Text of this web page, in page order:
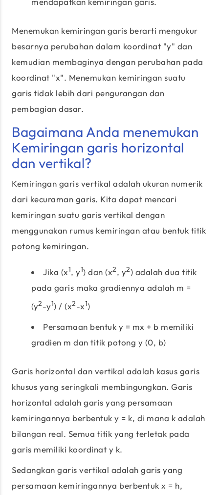
Menemukan kemiringan garis berarti mengukur
besarnya perubahan dalam koordinat "y" dan
kemudian membaginya dengan perubahan pada
koordinat "x". Menemukan kemiringan suatu
garis tidak lebih dari pengurangan dan
pembagian dasar.
Bagaimana Anda menemukan
Kemiringan garis horizontal
dan vertikal?
Kemiringan garis vertikal adalah ukuran numerik
dari kecuraman garis. Kita dapat mencari
kemiringan suatu garis vertikal dengan
menggunakan rumus kemiringan atau bentuk titik
potong kemiringan.
Jika (x1, y1) dan (x2, y2) adalah dua titik
pada garis maka gradiennya adalah m =
(y2-y1) / (x2-x1)
Persamaan bentuk y = mx + b memiliki
gradien m dan titik potong y (0, b)
Garis horizontal dan vertikal adalah kasus garis
khusus yang seringkali membingungkan. Garis
horizontal adalah garis yang persamaan
kemiringannya berbentuk y = k, di mana k adalah
bilangan real. Semua titik yang terletak pada
garis memiliki koordinat y k.
Sedangkan garis vertikal adalah garis yang
persamaan kemiringannya berbentuk x = h,